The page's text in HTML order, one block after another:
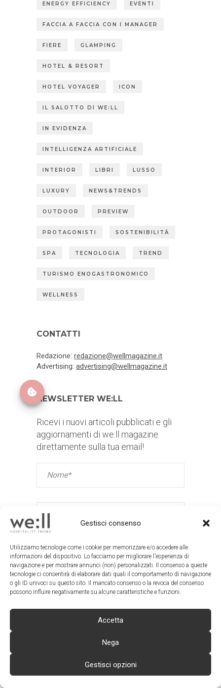
Gestisci consenso
Utilizziamo tecnologie come i cookie per memorizzare e/o accedere alle
informazioni del dispositivo. Lo facciamo per migliorare l'esperienza di
navigazione e per mostrare annunci (non) personalizzati. Il consenso a queste
tecnologie ci consentirà di elaborare dati quali il comportamento di navigazione
o gli ID univoci su questo sito. Il mancato consenso o la revoca del consenso
possono influire negativamente su alcune caratteristiche e funzioni.
Accetta
Nega
Gestisci opzioni
ENERGY EFFICIENCY EVENTI
FACCIA A FACCIA CON I MANAGER
FIERE GLAMPING
HOTEL & RESORT
HOTEL VOYAGER ICON
IL SALOTTO DI WE:LL
IN EVIDENZA
INTELLIGENZA ARTIFICIALE
INTERIOR LIBRI LUSSO
LUXURY NEWS&TRENDS
OUTDOOR PREVIEW
PROTAGONISTI SOSTENIBILITÀ
SPA TECNOLOGIA TREND
TURISMO ENOGASTRONOMICO
WELLNESS
CONTATTI
Redazione: redazione@wellmagazine.it
Advertising: advertising@wellmagazine.it
NEWSLETTER WE:LL
Ricevi i nuovi articoli pubblicati e gli
aggiornamenti di we:ll magazine
direttamente sulla tua email!
e desidero ricevere le news